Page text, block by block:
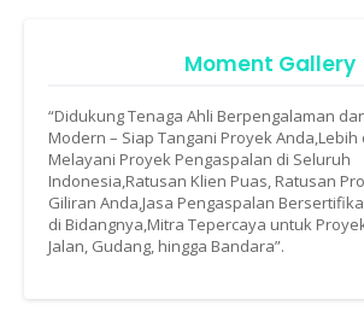
Moment Gallery
“Didukung Tenaga Ahli Berpengalaman
Modern – Siap Tangani Proyek Anda,Lebih
Melayani Proyek Pengaspalan di Seluruh
Indonesia,Ratusan Klien Puas, Ratusan
Giliran Anda,Jasa Pengaspalan
di Bidangnya,Mitra Tepercaya untuk
Jalan, Gudang, hingga Bandara”.